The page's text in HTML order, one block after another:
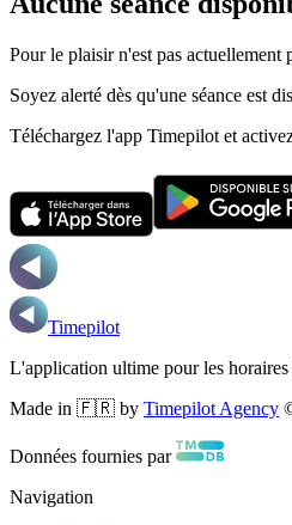
Pour le plaisir n'est pas actuellement
Soyez alerté dès qu'une séance est
Téléchargez l'app Timepilot et
Timepilot
L'application ultime pour les horaires
Made in 🇫🇷 by Timepilot Agency
Données fournies par
Navigation